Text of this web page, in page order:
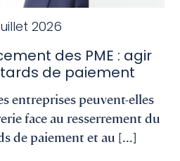
2026
des PME : agir
de paiement
entreprises peuvent-elles
face au resserrement du
de paiement et au [...]